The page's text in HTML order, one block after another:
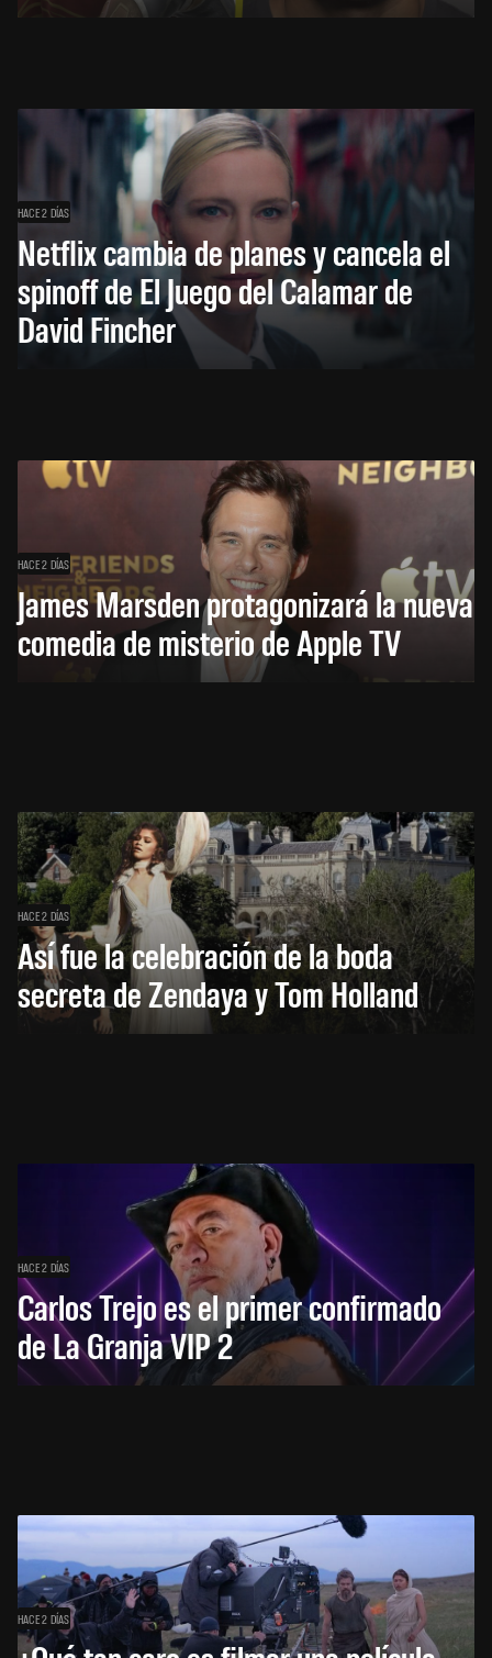
HACE 2 DÍAS
Netflix cambia de planes y cancela el
spinoff de El Juego del Calamar de
David Fincher
HACE 2 DÍAS
James Marsden protagonizará la nueva
comedia de misterio de Apple TV
HACE 2 DÍAS
Así fue la celebración de la boda
secreta de Zendaya y Tom Holland
HACE 2 DÍAS
Carlos Trejo es el primer confirmado
de La Granja VIP 2
HACE 2 DÍAS